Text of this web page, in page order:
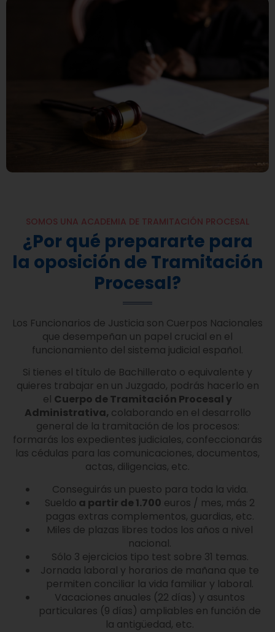
SOMOS UNA ACADEMIA DE TRAMITACIÓN PROCESAL
¿Por qué prepararte para
la oposición de Tramitación
Procesal?
Los Funcionarios de Justicia son Cuerpos Nacionales
que desempeñan un papel crucial en el
funcionamiento del sistema judicial español.
Si tienes el título de Bachillerato o equivalente y
quieres trabajar en un Juzgado, podrás hacerlo en
el Cuerpo de Tramitación Procesal y
Administrativa, colaborando en el desarrollo
general de la tramitación de los procesos:
formarás los expedientes judiciales, confeccionarás
las cédulas para las comunicaciones, documentos,
actas, diligencias, etc.
Conseguirás un puesto para toda la vida.
Sueldo a partir de 1.700 euros / mes, más 2
pagas extras complementos, guardias, etc.
Miles de plazas libres todos los años a nivel
nacional.
Sólo 3 ejercicios tipo test sobre 31 temas.
Jornada laboral y horarios de mañana que te
permiten conciliar la vida familiar y laboral.
Vacaciones anuales (22 días) y asuntos
particulares (9 días) ampliables en función de
la antigüedad, etc.